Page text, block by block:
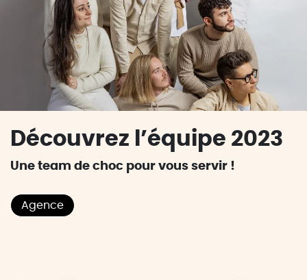
Découvrez l’équipe 2023
Une team de choc pour vous servir !
Agence